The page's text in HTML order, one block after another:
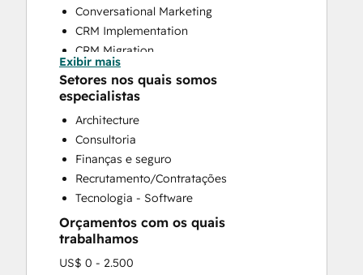
Conversational Marketing
CRM Implementation
CRM Migration
Customer Marketing
Customer Success Training
Customer Support Training
Full Inbound Marketing Services
HubSpot Onboarding
Sales and Marketing Alignment
Sales Coaching and Training
Sales Enablement
Exibir mais
Setores nos quais somos
especialistas
Architecture
Consultoria
Finanças e seguro
Recrutamento/Contratações
Tecnologia - Software
Orçamentos com os quais
trabalhamos
US$ 0 - 2.500